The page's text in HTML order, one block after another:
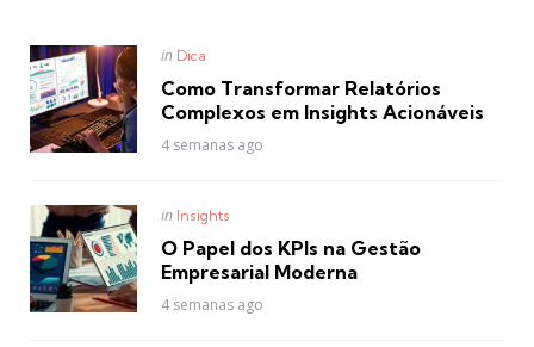
Posted
in Dica
Como Transformar Relatórios
Complexos em Insights Acionáveis
4 semanas ago
Posted
in Insights
O Papel dos KPIs na Gestão
Empresarial Moderna
4 semanas ago